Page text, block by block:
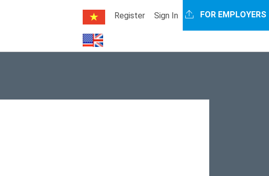
Register Sign In FOR EMPLOYERS